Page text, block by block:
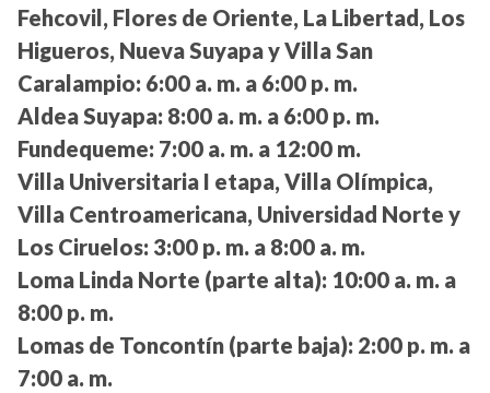
Fehcovil, Flores de Oriente, La Libertad, Los
Higueros, Nueva Suyapa y Villa San
Caralampio: 6:00 a. m. a 6:00 p. m.
Aldea Suyapa: 8:00 a. m. a 6:00 p. m.
Fundequeme: 7:00 a. m. a 12:00 m.
Villa Universitaria I etapa, Villa Olímpica,
Villa Centroamericana, Universidad Norte y
Los Ciruelos: 3:00 p. m. a 8:00 a. m.
Loma Linda Norte (parte alta): 10:00 a. m. a
8:00 p. m.
Lomas de Toncontín (parte baja): 2:00 p. m. a
7:00 a. m.